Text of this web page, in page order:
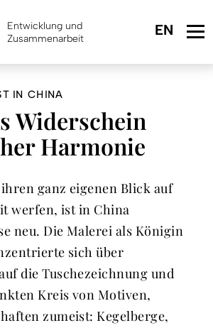
Entwicklung und
Zusammenarbeit
IN CHINA
Widerschein
Harmonie
ganz eigenen Blick auf
werfen, ist in China
neu. Die Malerei als Königin
sich über
die Tuschezeichnung und
Kreis von Motiven,
zumeist: Kegelberge,